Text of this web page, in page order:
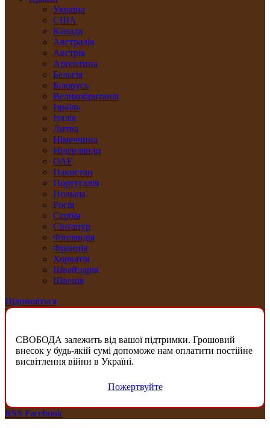
Україна
США
Канада
Австралія
Австрія
Арґентина
Бельгія
Білорусь
Великобританія
Ізраїль
Італія
Литва
Німеччина
Нідерлянди
ОАЕ
Пакистан
Португалія
Польща
Росія
Сербія
Сінґапур
Фінляндія
Франція
Хорватія
Швайцарія
Швеція
Підпишіться
СВОБОДА залежить від вашої підтримки. Грошовий
внесок у будь-якій сумі допоможе нам оплатити постійне
висвітлення війни в Україні.
Пожертвуйте
RSS Facebook